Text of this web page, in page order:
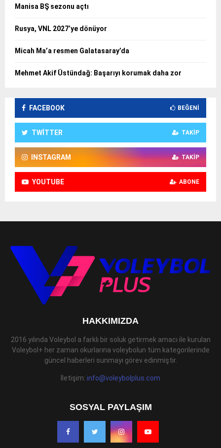
Manisa BŞ sezonu açtı
Rusya, VNL 2027’ye dönüyor
Micah Ma’a resmen Galatasaray’da
Mehmet Akif Üstündağ: Başarıyı korumak daha zor
FACEBOOK BEĞENI
TWITTER TAKIP
INSTAGRAM TAKIP
YOUTUBE ABONE
HAKKIMIZDA
2016 yılında Voleybol a farklı bir soluk getirmek amacı ile kurulan
Voleybol+ her zaman okurlarına voleybolun tüm kategorilerinde
güncel haberleri sunmayı görev edinmiştir.
İletişim: info@voleybolplus.com
SOSYAL PAYLAŞIM